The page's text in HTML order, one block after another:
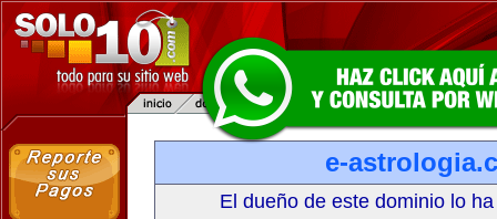
e-
El dueño de este dominio lo